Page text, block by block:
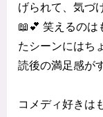
げられて、気づ
📖💕 笑えるのは
たシーンにはち
読後の満足感が
コメディ好きは